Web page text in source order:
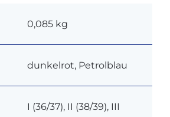
0,085 kg
dunkelrot, Petrolblau
I (36/37), II (38/39), III